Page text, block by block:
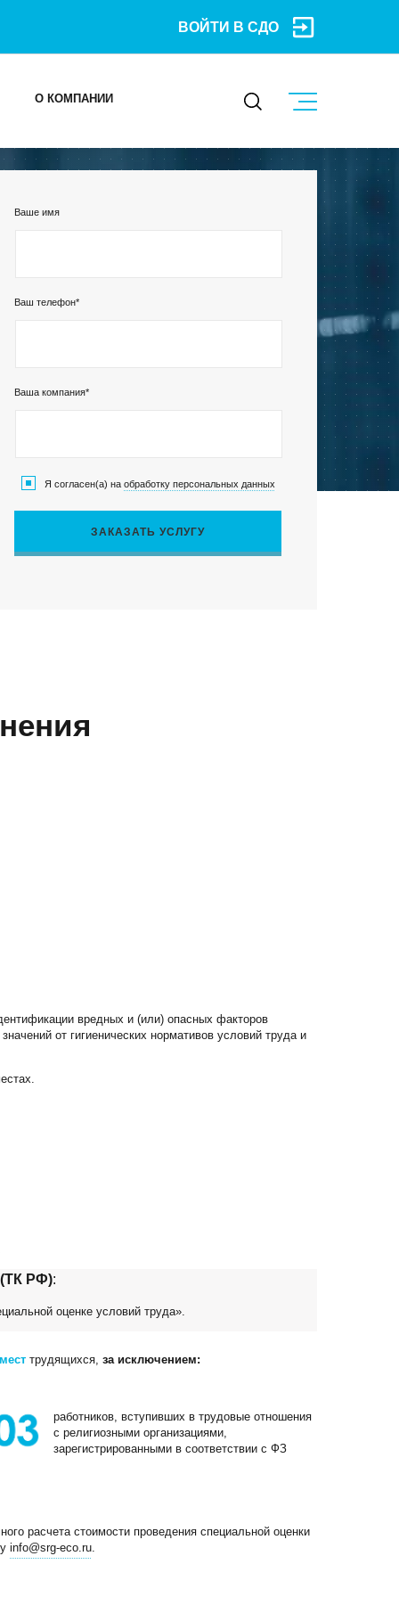
ВОЙТИ В СДО
О КОМПАНИИ
Политика конфиденциальности
г. Новосибирск, ул. Коммунистическая, д. 35, кор.
Ваше имя
Ваш телефон*
Ваша компания*
Я согласен(а) на обработку персональных данных
ЗАКАЗАТЬ УСЛУГУ
вредных и (или) опасных факторов
от гигиенических нормативов условий труда и
(ТК РФ):
оценке условий труда».
трудящихся, за исключением:
работников, вступивших в трудовые отношения
с религиозными организациями,
зарегистрированными в соответствии с ФЗ
расчета стоимости проведения специальной оценки
info@srg-eco.ru.